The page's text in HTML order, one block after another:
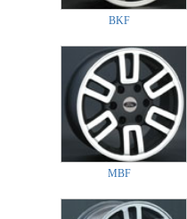
BKF
MBF